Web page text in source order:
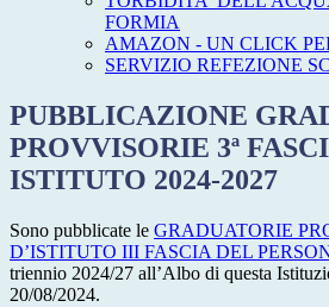
FORMIA
AMAZON - UN CLICK
SERVIZIO REFEZIONE
PUBBLICAZIONE
PROVVISORIE 3ª
ISTITUTO 2024-2027
Sono pubblicate le GRADUATORIE
D’ISTITUTO III FASCIA DEL
triennio 2024/27 all’Albo di questa
20/08/2024.